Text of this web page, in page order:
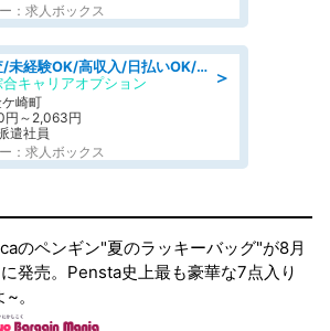
：求人ボックス
＞
検品・検査/未経験OK/高収入/日払いOK/交替制/20・30・40代活躍中
キャリアオプション
崎町
円～2,063円
遣社員
：求人ボックス
のペンギン"夏のラッキーバッグ"が8月
発売。Pensta史上最も豪華な7点入り
。